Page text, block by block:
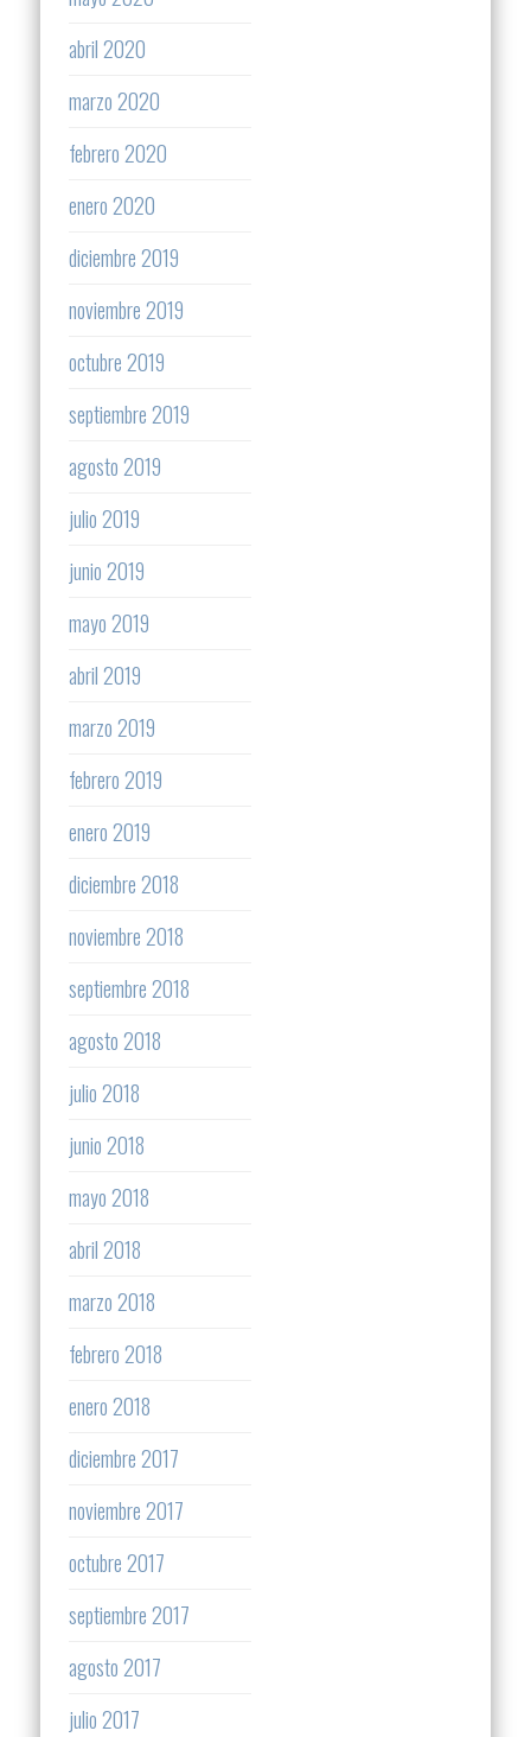
abril 2020
marzo 2020
febrero 2020
enero 2020
diciembre 2019
noviembre 2019
octubre 2019
septiembre 2019
agosto 2019
julio 2019
junio 2019
mayo 2019
abril 2019
marzo 2019
febrero 2019
enero 2019
diciembre 2018
noviembre 2018
septiembre 2018
agosto 2018
julio 2018
junio 2018
mayo 2018
abril 2018
marzo 2018
febrero 2018
enero 2018
diciembre 2017
noviembre 2017
octubre 2017
septiembre 2017
agosto 2017
julio 2017